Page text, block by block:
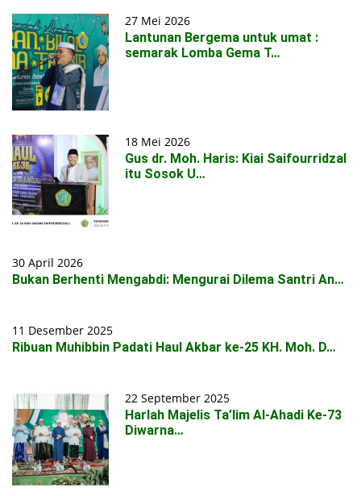
27 Mei 2026
Lantunan Bergema untuk umat :
semarak Lomba Gema T…
18 Mei 2026
Gus dr. Moh. Haris: Kiai Saifourridzal
itu Sosok U…
30 April 2026
Bukan Berhenti Mengabdi: Mengurai Dilema Santri An…
11 Desember 2025
Ribuan Muhibbin Padati Haul Akbar ke-25 KH. Moh. D…
22 September 2025
Harlah Majelis Ta’lim Al-Ahadi Ke-73
Diwarna…